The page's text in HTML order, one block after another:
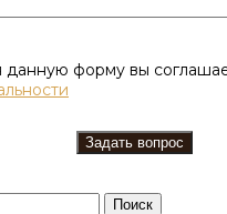
данную форму вы
Поиск